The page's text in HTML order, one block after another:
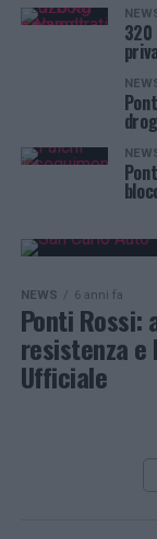
NEWS 6 anni fa
Ponti Rossi:
resistenza e
Ufficiale